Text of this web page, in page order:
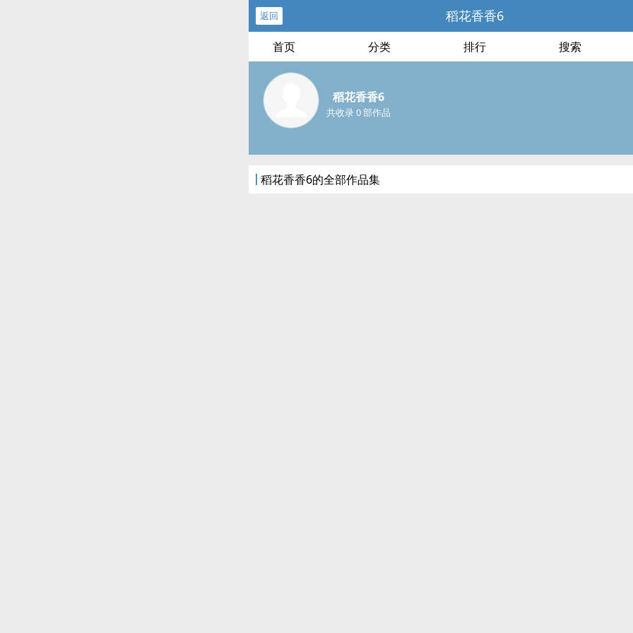
返回 稻花香香6
首页 分类 排行 搜索
稻花香香6
共收录 0 部作品
稻花香香6的全部作品集